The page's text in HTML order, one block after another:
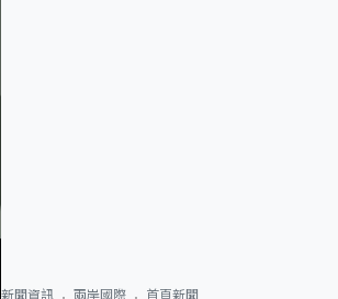
新聞資訊 兩岸國際 首頁新聞